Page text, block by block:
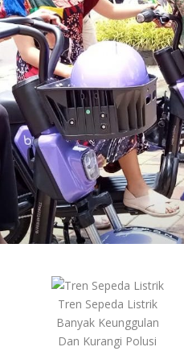
Tren Sepeda Listrik
Banyak Keunggulan
Dan Kurangi Polusi